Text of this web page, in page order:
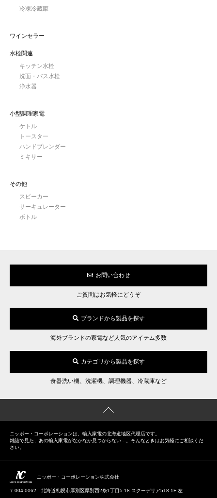
冷凍冷蔵庫
ワインセラー
水栓関連
キッチン水栓
洗面・バス水栓
浄水器
小型調理家電
ケトル
トースター
ハンドブレンダー
ミキサー
その他
スピーカー
サーキュレーター
ボトル
お問い合わせ
ご質問はお気軽にどうぞ
ブランドから製品を探す
海外ブランドの家電など人気のアイテム多数
カテゴリから製品を探す
食器洗い機、洗濯機、調理機器、冷蔵庫など
ニッポー・コーポレーションは、輸入家電の北海道地区代理店です。
雑誌で見た、あの輸入家電がなかなか見つからない…。そんなときはお気軽にご相談くだ
さい。
ニッポー・コーポレーション株式会社
〒004-0062 北海道札幌市厚別区厚別西2条1丁目5-18 スクーデリア518 1F 左